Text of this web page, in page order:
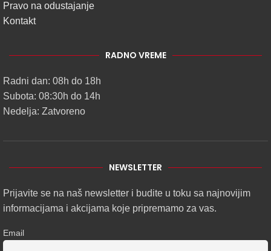
Pravo na odustajanje
Kontakt
RADNO VREME
Radni dan: 08h do 18h
Subota: 08:30h do 14h
Nedelja: Zatvoreno
NEWSLETTER
Prijavite se na naš newsletter i budite u toku sa najnovijim
informacijama i akcijama koje pripremamo za vas.
Email